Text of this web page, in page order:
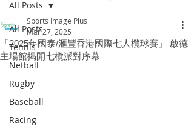
All Posts
Tennis
Netball
Rugby
Baseball
Racing
All Posts
「2025年國泰/滙豐香港國際七人欖球賽」 啟德
主場館揭開七欖派對序幕
Sports Image Plus
Mar 27, 2025